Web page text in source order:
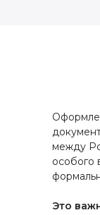
между
особого
Это